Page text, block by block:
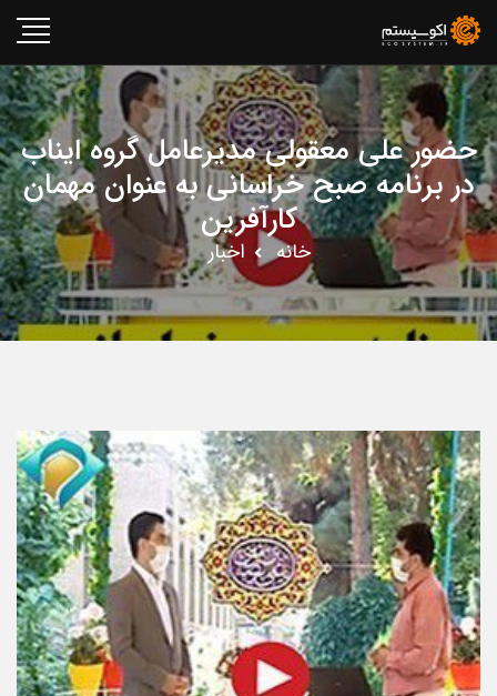
حضور علی معقولی مدیرعامل گروه ایناب
در برنامه صبح خراسانی به عنوان مهمان
کارآفرین
خانه اخبار